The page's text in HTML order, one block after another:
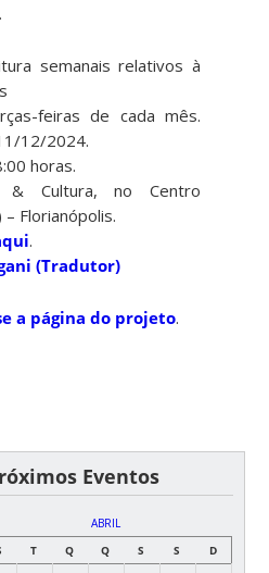
.
semanais relativos à
feiras de cada mês.
12/2024.
horas.
Cultura, no Centro
Florianópolis.
.
(Tradutor)
a página do projeto.
Eventos
ABRIL
T Q Q S S D